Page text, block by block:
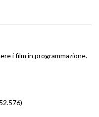
i film in programmazione.